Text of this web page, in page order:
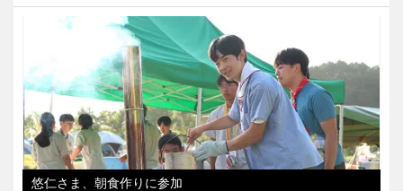
悠仁さま、朝食作りに参加